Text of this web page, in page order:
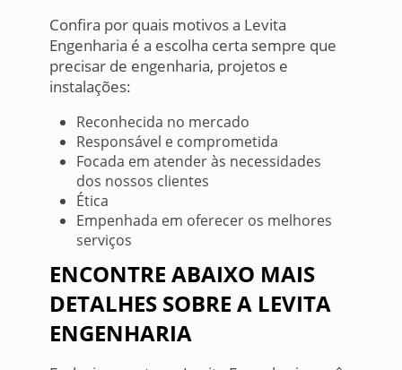
Confira por quais motivos a Levita
Engenharia é a escolha certa sempre que
precisar de engenharia, projetos e
instalações:
Reconhecida no mercado
Responsável e comprometida
Focada em atender às necessidades
dos nossos clientes
Ética
Empenhada em oferecer os melhores
serviços
ENCONTRE ABAIXO MAIS
DETALHES SOBRE A LEVITA
ENGENHARIA